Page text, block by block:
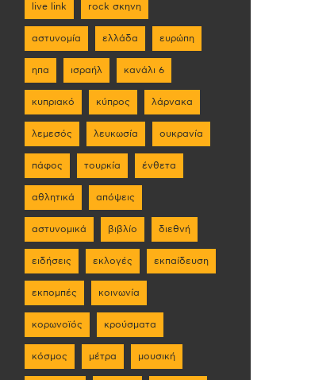
live link rock σκηνη
αστυνομία ελλάδα ευρώπη
ηπα ισραήλ κανάλι 6
κυπριακό κύπρος λάρνακα
λεμεσός λευκωσία ουκρανία
πάφος τουρκία ένθετα
αθλητικά απόψεις
αστυνομικά βιβλίο διεθνή
ειδήσεις εκλογές εκπαίδευση
εκπομπές κοινωνία
κορωνοϊός κρούσματα
κόσμος μέτρα μουσική